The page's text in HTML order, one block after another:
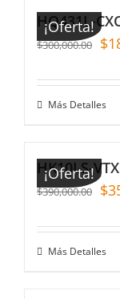
¡Oferta!
HQ431L-
$300,000.00 $
Más Detalles
¡Oferta!
HK10LS-
$390,000.00 $
Más Detalles